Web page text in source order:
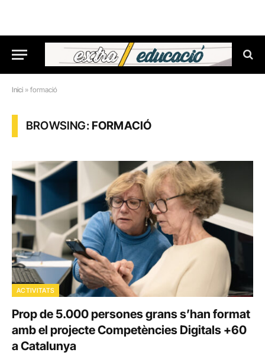
Inici » formació
BROWSING:FORMACIÓ
ACTIVITATS
Prop de 5.000 persones grans s’han format
amb el projecte Competències Digitals +60
a Catalunya